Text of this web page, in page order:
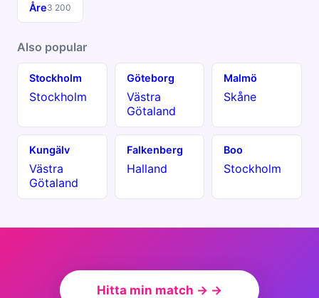
Åre3 200
Also popular
Stockholm
Stockholm
Göteborg
Västra
Götaland
Malmö
Skåne
Kungälv
Västra
Götaland
Falkenberg
Halland
Boo
Stockholm
Hitta min match → →